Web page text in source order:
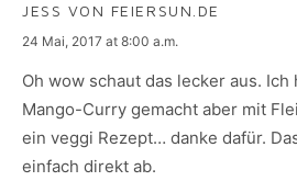
JESS VON FEIERSUN.DE
says:
24 Mai, 2017 at 8:00 a.m.
Oh wow schaut das lecker aus. Ich
Mango-Curry gemacht aber mit
ein veggi Rezept… danke dafür.
einfach direkt ab.